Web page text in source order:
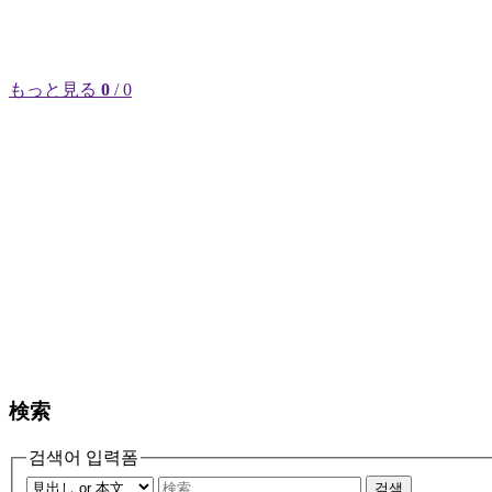
もっと見る 0 / 0
検索
검색어 입력폼
검색